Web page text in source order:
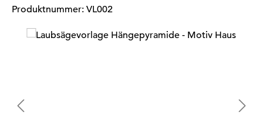
Produktnummer: VL002
Bildergalerie überspringen